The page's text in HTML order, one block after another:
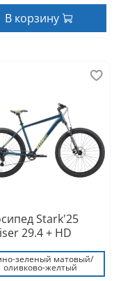
В корзину
Stark'25
29.4 + HD
зеленый матовый/
оливково-желтый